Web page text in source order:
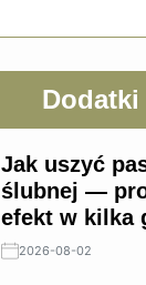
Dodatki
Jak uszyć
ślubnej —
efekt w kilka
2026-08-02